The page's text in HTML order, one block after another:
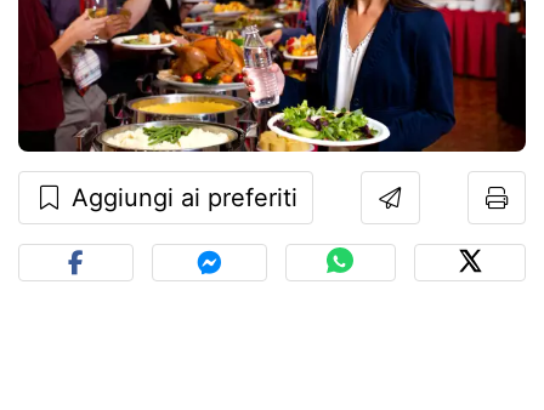
Aggiungi ai preferiti